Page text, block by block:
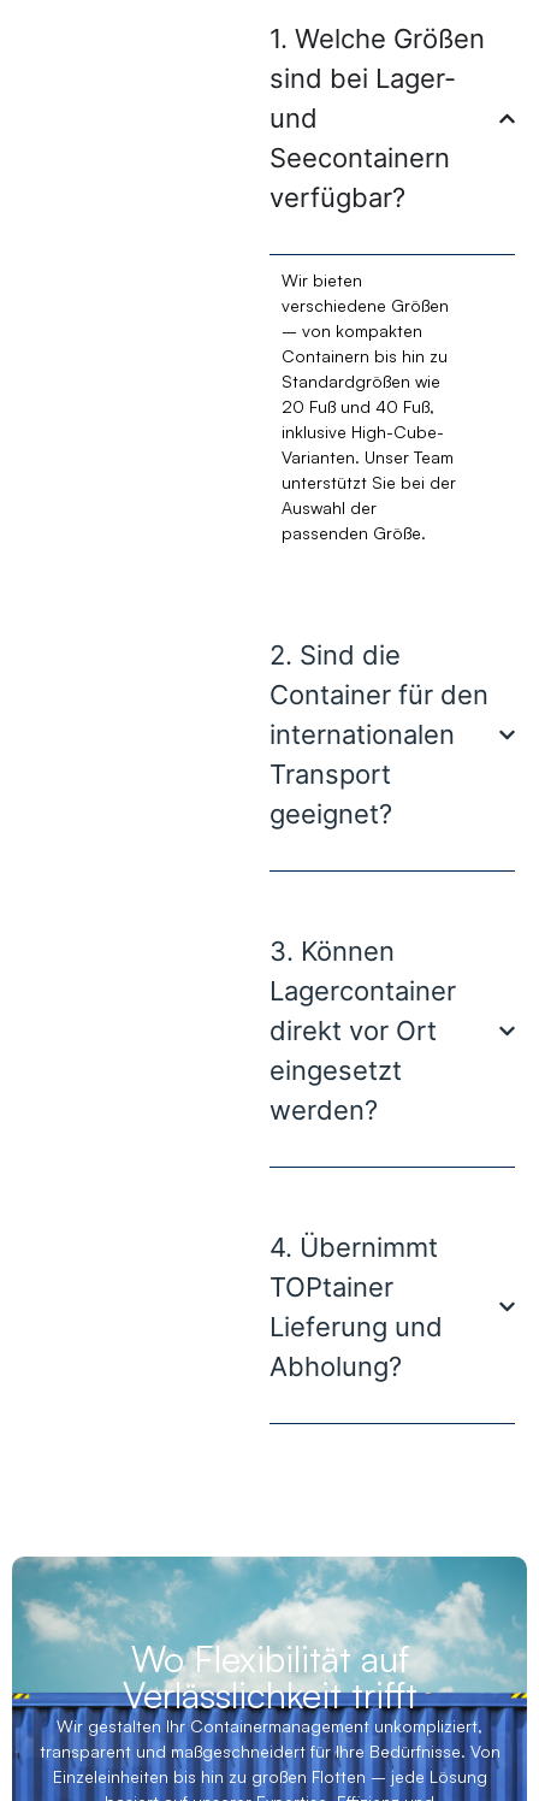
1. Welche Größen
sind bei Lager-
und
Seecontainern
verfügbar?
Wir bieten
verschiedene Größen
– von kompakten
Containern bis hin zu
Standardgrößen wie
20 Fuß und 40 Fuß,
inklusive High-Cube-
Varianten. Unser Team
unterstützt Sie bei der
Auswahl der
passenden Größe.
2. Sind die
Container für den
internationalen
Transport
geeignet?
3. Können
Lagercontainer
direkt vor Ort
eingesetzt
werden?
4. Übernimmt
TOPtainer
Lieferung und
Abholung?
Wo Flexibilität auf
Verlässlichkeit trifft
Wir gestalten Ihr Containermanagement unkompliziert,
transparent und maßgeschneidert für Ihre Bedürfnisse. Von
Einzeleinheiten bis hin zu großen Flotten – jede Lösung